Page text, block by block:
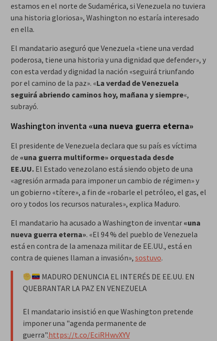
estamos en el norte de Sudamérica, si Venezuela no tuviera
una historia gloriosa», Washington no estaría interesado
en ella.
El mandatario aseguró que Venezuela «tiene una verdad
poderosa, tiene una historia y una dignidad que defender», y
con esta verdad y dignidad la nación «seguirá triunfando
por el camino de la paz». «La verdad de Venezuela
seguirá abriendo caminos hoy, mañana y siempre«,
subrayó.
Washington inventa «una nueva guerra eterna»
El presidente de Venezuela declara que su país es víctima
de «una guerra multiforme» orquestada desde
EE.UU.El Estado venezolano está siendo objeto de una
«agresión armada para imponer un cambio de régimen» y
un gobierno «títere», a fin de «robarle el petróleo, el gas, el
oro y todos los recursos naturales», explica Maduro.
El mandatario ha acusado a Washington de inventar «una
nueva guerra eterna». «El 94 % del pueblo de Venezuela
está en contra de la amenaza militar de EE.UU., está en
contra de quienes llaman a invasión», sostuvo.
MADURO DENUNCIA EL INTERÉS DE EE.UU. EN
QUEBRANTAR LA PAZ EN VENEZUELA
El mandatario insistió en que Washington pretende
imponer una "agenda permanente de
guerra".https://t.co/EciRHwvXYV